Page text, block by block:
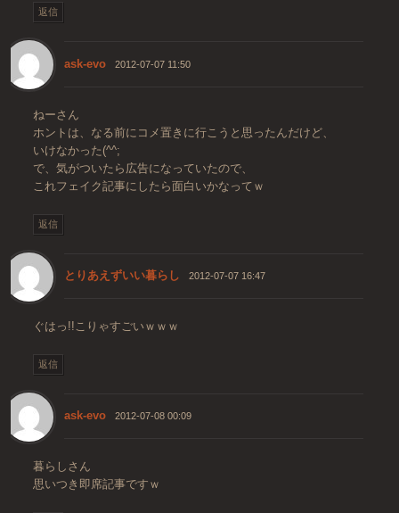
返信
ask-evo 2012-07-07 11:50
ねーさん
ホントは、なる前にコメ置きに行こうと思ったんだけど、
いけなかった(^^;
で、気がついたら広告になっていたので、
これフェイク記事にしたら面白いかなってｗ
返信
とりあえずいい暮らし 2012-07-07 16:47
ぐはっ!!こりゃすごいｗｗｗ
返信
ask-evo 2012-07-08 00:09
暮らしさん
思いつき即席記事ですｗ